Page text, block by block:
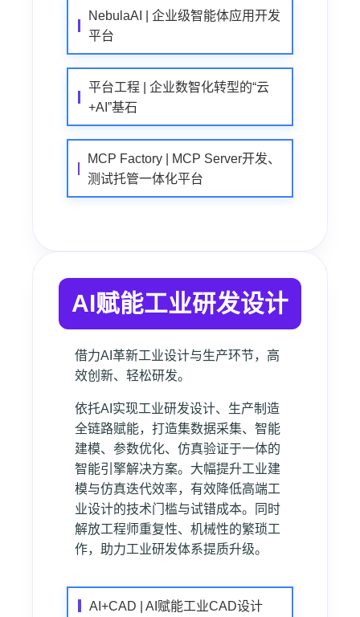
NebulaAI | 企业级智能体应用开发
平台
平台工程 | 企业数智化转型的“云
+AI”基石
MCP Factory | MCP Server开发、
测试托管一体化平台
AI赋能工业研发设计
借力AI革新工业设计与生产环节，高
效创新、轻松研发。
依托AI实现工业研发设计、生产制造
全链路赋能，打造集数据采集、智能
建模、参数优化、仿真验证于一体的
智能引擎解决方案。大幅提升工业建
模与仿真迭代效率，有效降低高端工
业设计的技术门槛与试错成本。同时
解放工程师重复性、机械性的繁琐工
作，助力工业研发体系提质升级。
AI+CAD | AI赋能工业CAD设计